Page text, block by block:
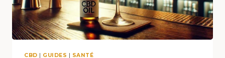
CBD | GUIDES | SANTÉ